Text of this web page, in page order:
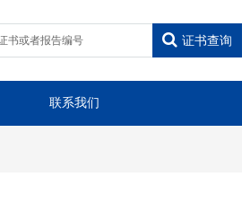
证书查询
联系我们